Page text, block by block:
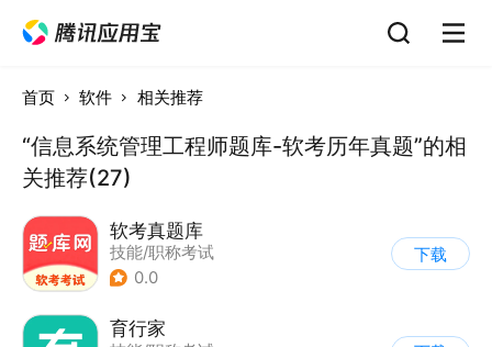
首页 软件 相关推荐
“信息系统管理工程师题库-软考历年真题”的相
关推荐(27)
软考真题库
技能/职称考试
0.0
下载
育行家